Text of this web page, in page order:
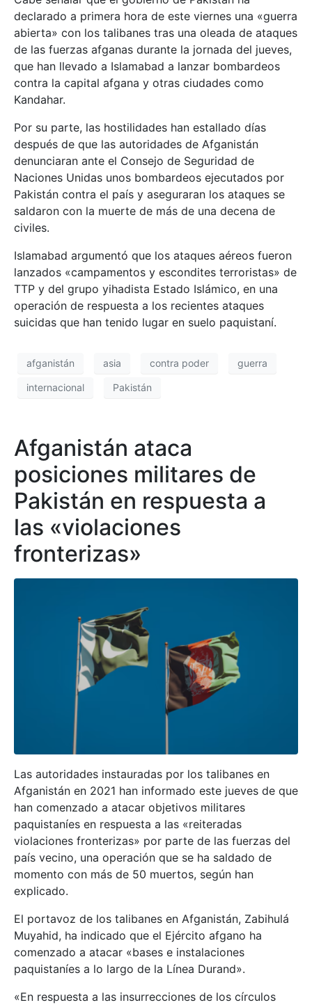
declarado a primera hora de este viernes una «guerra
abierta» con los talibanes tras una oleada de ataques
de las fuerzas afganas durante la jornada del jueves,
que han llevado a Islamabad a lanzar bombardeos
contra la capital afgana y otras ciudades como
Kandahar.
Por su parte, las hostilidades han estallado días
después de que las autoridades de Afganistán
denunciaran ante el Consejo de Seguridad de
Naciones Unidas unos bombardeos ejecutados por
Pakistán contra el país y aseguraran los ataques se
saldaron con la muerte de más de una decena de
civiles.
Islamabad argumentó que los ataques aéreos fueron
lanzados «campamentos y escondites terroristas» de
TTP y del grupo yihadista Estado Islámico, en una
operación de respuesta a los recientes ataques
suicidas que han tenido lugar en suelo paquistaní.
afganistán asia contra poder guerra
internacional Pakistán
Afganistán ataca
posiciones militares de
Pakistán en respuesta a
las «violaciones
fronterizas»
Las autoridades instauradas por los talibanes en
Afganistán en 2021 han informado este jueves de que
han comenzado a atacar objetivos militares
paquistaníes en respuesta a las «reiteradas
violaciones fronterizas» por parte de las fuerzas del
país vecino, una operación que se ha saldado de
momento con más de 50 muertos, según han
explicado.
El portavoz de los talibanes en Afganistán, Zabihulá
Muyahid, ha indicado que el Ejército afgano ha
comenzado a atacar «bases e instalaciones
paquistaníes a lo largo de la Línea Durand».
«En respuesta a las insurrecciones de los círculos